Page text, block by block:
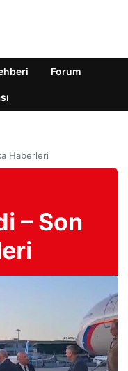
Forum
Haberleri
– Son